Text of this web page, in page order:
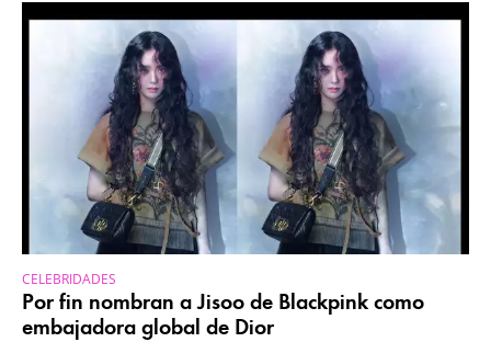
CELEBRIDADES
Por fin nombran a Jisoo de Blackpink como
embajadora global de Dior